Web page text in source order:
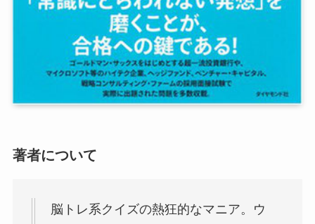
著者について
脳トレ系クイズの熱狂的なマニア。ウ